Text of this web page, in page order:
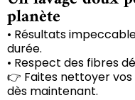
planète
• Résultats
durée.
• Respect des fibres
👉 Faites nettoyer
dès maintenant.